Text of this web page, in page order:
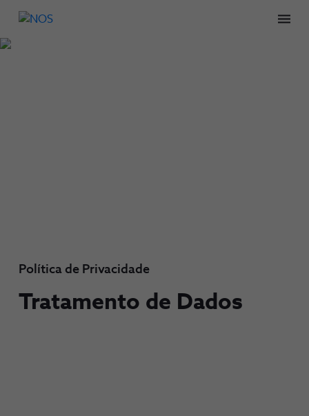
Política de Privacidade
Tratamento de Dados